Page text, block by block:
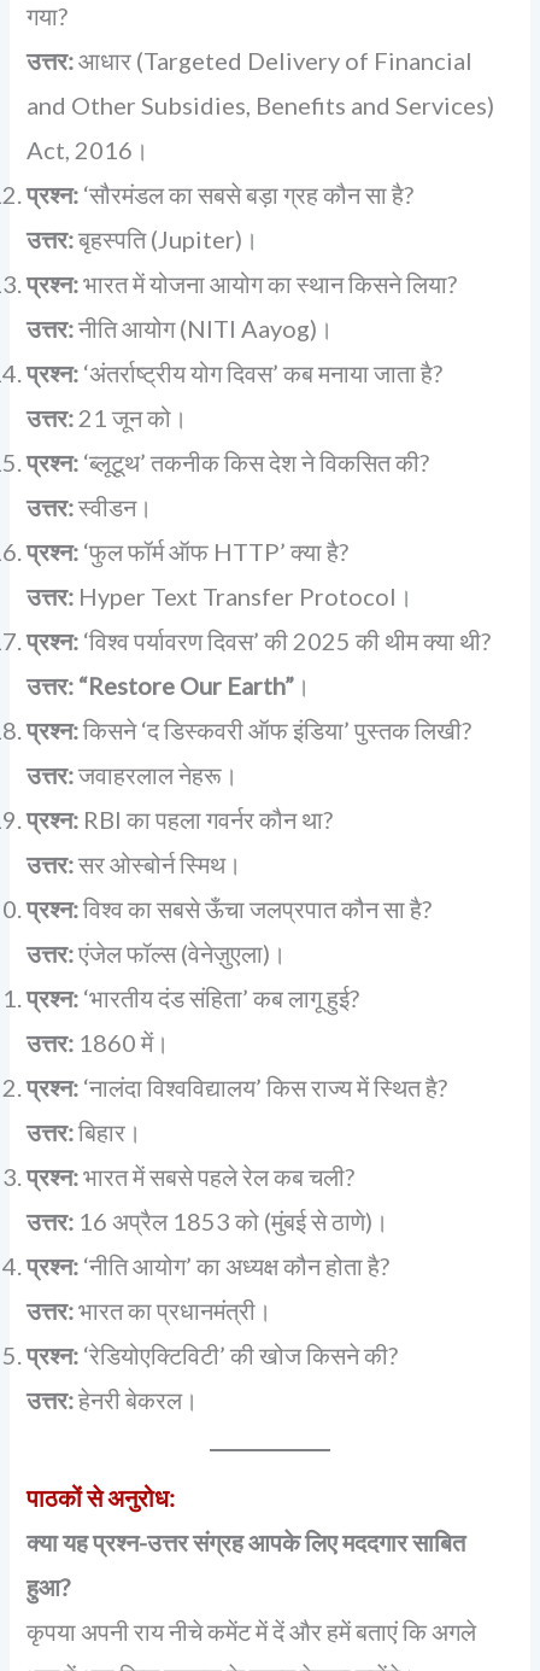
गया?
उत्तर:आधार (Targeted Delivery of Financial
and Other Subsidies, Benefits and Services)
Act, 2016।
प्रश्न: ‘सौरमंडल का सबसे बड़ा ग्रह कौन सा है?
उत्तर:बृहस्पति (Jupiter)।
प्रश्न:भारत में योजना आयोग का स्थान किसने लिया?
उत्तर:नीति आयोग (NITI Aayog)।
प्रश्न: ‘अंतर्राष्ट्रीय योग दिवस’ कब मनाया जाता है?
उत्तर: 21 जून को।
प्रश्न: ‘ब्लूटूथ’ तकनीक किस देश ने विकसित की?
उत्तर:स्वीडन।
प्रश्न: ‘फुल फॉर्म ऑफ HTTP’ क्या है?
उत्तर: Hyper Text Transfer Protocol।
प्रश्न: ‘विश्व पर्यावरण दिवस’ की 2025 की थीम क्या थी?
उत्तर: “Restore Our Earth” ।
प्रश्न:किसने ‘द डिस्कवरी ऑफ इंडिया’ पुस्तक लिखी?
उत्तर:जवाहरलाल नेहरू।
प्रश्न: RBI का पहला गवर्नर कौन था?
उत्तर:सर ओस्बोर्न स्मिथ।
प्रश्न:विश्व का सबसे ऊँचा जलप्रपात कौन सा है?
उत्तर:एंजेल फॉल्स (वेनेज़ुएला)।
प्रश्न: ‘भारतीय दंड संहिता’ कब लागू हुई?
उत्तर: 1860 में।
प्रश्न: ‘नालंदा विश्वविद्यालय’ किस राज्य में स्थित है?
उत्तर:बिहार।
प्रश्न:भारत में सबसे पहले रेल कब चली?
उत्तर: 16 अप्रैल 1853 को (मुंबई से ठाणे)।
प्रश्न: ‘नीति आयोग’ का अध्यक्ष कौन होता है?
उत्तर:भारत का प्रधानमंत्री।
प्रश्न: ‘रेडियोएक्टिविटी’ की खोज किसने की?
उत्तर:हेनरी बेकरल।
पाठकों से अनुरोध:
क्या यह प्रश्न-उत्तर संग्रह आपके लिए मददगार साबित
हुआ?
कृपया अपनी राय नीचे कमेंट में दें और हमें बताएं कि अगले